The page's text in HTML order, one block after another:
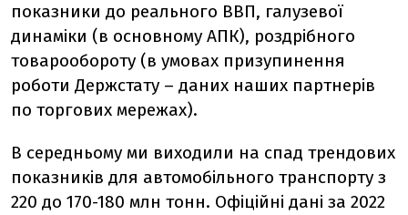
показники до реального ВВП, галузевої
динаміки (в основному АПК), роздрібного
товарообороту (в умовах призупинення
роботи Держстату – даних наших партнерів
по торгових мережах).
В середньому ми виходили на спад трендових
показників для автомобільного транспорту з
220 до 170-180 млн тонн. Офіційні дані за 2022